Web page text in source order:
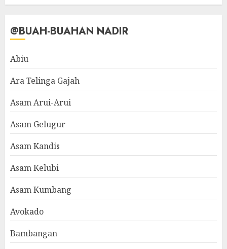
@BUAH-BUAHAN NADIR
Abiu
Ara Telinga Gajah
Asam Arui-Arui
Asam Gelugur
Asam Kandis
Asam Kelubi
Asam Kumbang
Avokado
Bambangan